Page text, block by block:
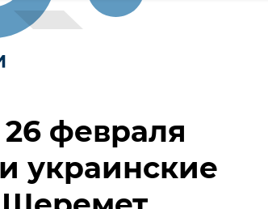
февраля
украинские